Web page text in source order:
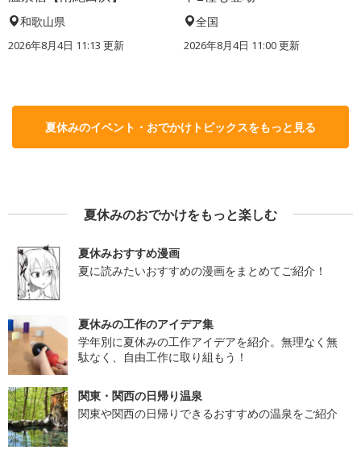
和歌山県
2026年8月4日 11:13 更新
全国
2026年8月4日 11:00更新
夏休みのイベント・おでかけトピックスをもっと見る
夏休みのおでかけをもっと楽しむ
夏休みおすすめ漫画
夏に読みたいおすすめの漫画をまとめてご紹介！
夏休みの工作のアイデア集
学年別に夏休みの工作アイデアを紹介。無理なく無
駄なく、自由工作に取り組もう！
関東・関西の日帰り温泉
関東や関西の日帰りできるおすすめの温泉をご紹介